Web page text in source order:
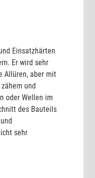
Einsatzhärten
Er wird sehr
Allüren, aber mit
und
oder Wellen im
des Bauteils
sehr